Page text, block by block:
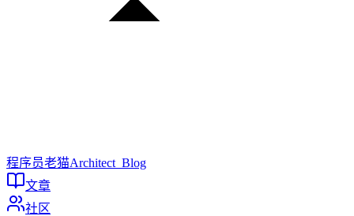
程序员老猫Architect_Blog
文章
社区